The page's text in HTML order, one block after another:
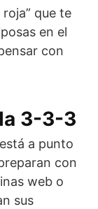
que te
en el
con
3-3-3
a punto
con
web o
sus